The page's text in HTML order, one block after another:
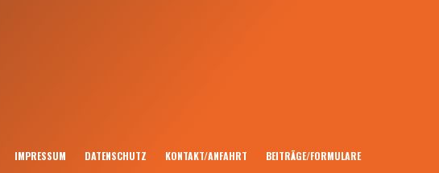
IMPRESSUM DATENSCHUTZ KONTAKT/ANFAHRT BEITRÄGE/FORMULARE